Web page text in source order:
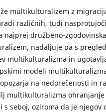
multikulturalizem z
različnih, tudi
najprej družbeno-
nadaljuje pa s
multikulturalizma in
modeli
na nedorečenosti in
multikulturalizma
s seboj, oziroma da je njegov